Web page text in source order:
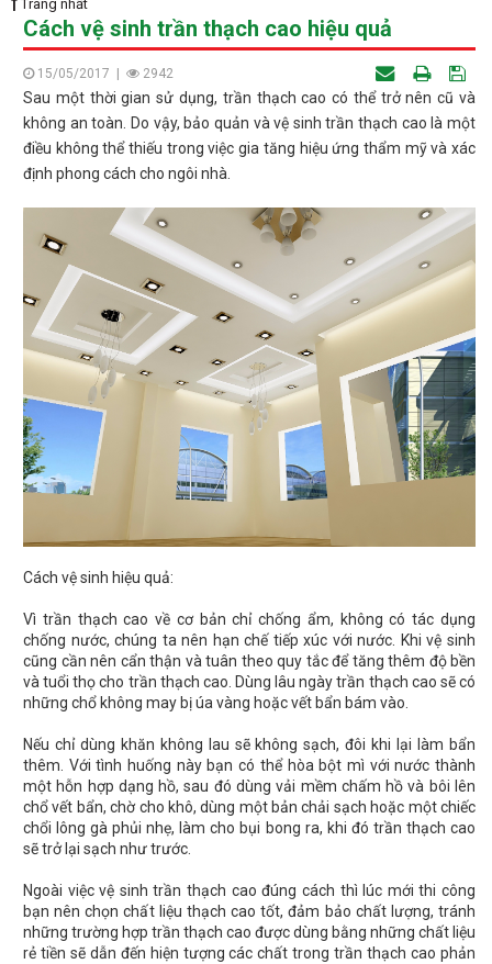
Trang nhất
Cách vệ sinh trần thạch cao hiệu quả
15/05/2017 2942
Sau một thời gian sử dụng, trần thạch cao có thể trở nên cũ và
không an toàn. Do vậy, bảo quản và vệ sinh trần thạch cao là một
điều không thể thiếu trong việc gia tăng hiệu ứng thẩm mỹ và xác
định phong cách cho ngôi nhà.
Cách vệ sinh hiệu quả:
Vì trần thạch cao về cơ bản chỉ chống ẩm, không có tác dụng
chống nước, chúng ta nên hạn chế tiếp xúc với nước. Khi vệ sinh
cũng cần nên cẩn thận và tuân theo quy tắc để tăng thêm độ bền
và tuổi thọ cho trần thạch cao. Dùng lâu ngày trần thạch cao sẽ có
những chổ không may bị úa vàng hoặc vết bẩn bám vào.
Nếu chỉ dùng khăn không lau sẽ không sạch, đôi khi lại làm bẩn
thêm. Với tình huống này bạn có thể hòa bột mì với nước thành
một hỗn hợp dạng hồ, sau đó dùng vải mềm chấm hồ và bôi lên
chổ vết bẩn, chờ cho khô, dùng một bản chải sạch hoặc một chiếc
chổi lông gà phủi nhẹ, làm cho bụi bong ra, khi đó trần thạch cao
sẽ trở lại sạch như trước.
Ngoài việc vệ sinh trần thạch cao đúng cách thì lúc mới thi công
bạn nên chọn chất liệu thạch cao tốt, đảm bảo chất lượng, tránh
những trường hợp trần thạch cao được dùng bằng những chất liệu
rẻ tiền sẽ dẫn đến hiện tượng các chất trong trần thạch cao phản